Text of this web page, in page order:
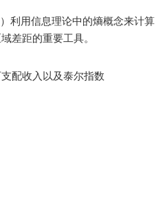
利用信息理论中的熵概念来计算
差距的重要工具。
配收入以及泰尔指数